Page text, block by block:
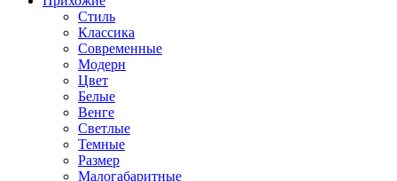
Стиль
Классика
Современные
Модерн
Цвет
Белые
Венге
Светлые
Темные
Размер
Малогабаритные